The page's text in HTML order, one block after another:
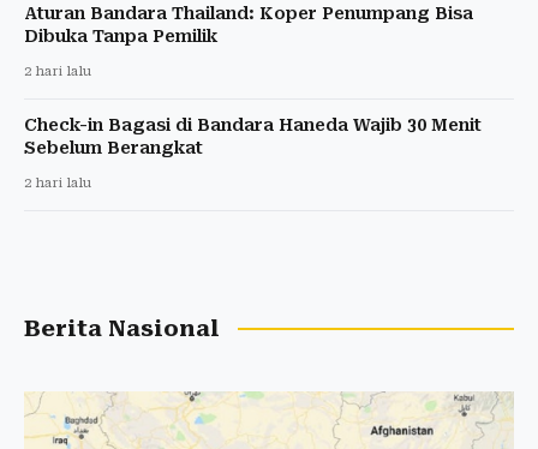
Aturan Bandara Thailand: Koper Penumpang Bisa
Dibuka Tanpa Pemilik
2 hari lalu
Check-in Bagasi di Bandara Haneda Wajib 30 Menit
Sebelum Berangkat
2 hari lalu
Berita Nasional